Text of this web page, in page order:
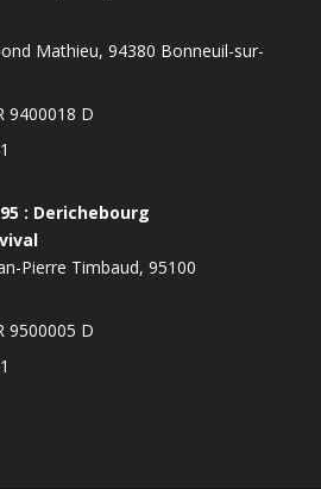
Mathieu, 94380 Bonneuil-sur-
9400018 D
: Derichebourg
Pierre Timbaud, 95100
9500005 D